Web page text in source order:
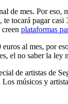
de mes. Por
tocará pagar
plataformas
al mes, por
el no saber la
de artistas de
músicos y